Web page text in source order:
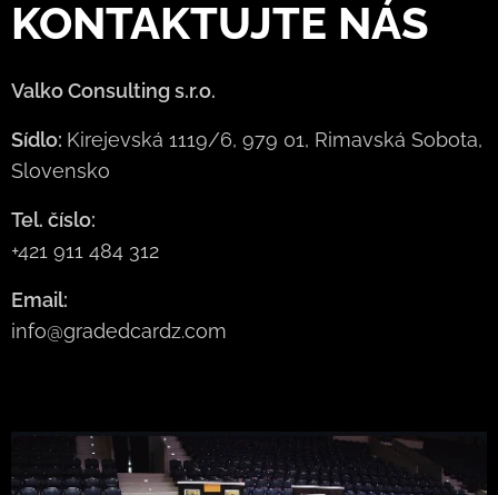
KONTAKTUJTE NÁS
Valko Consulting s.r.o.
Sídlo: Kirejevská 1119/6, 979 01, Rimavská Sobota,
Slovensko
Tel. číslo:
+421 911 484 312
Email:
info@gradedcardz.com